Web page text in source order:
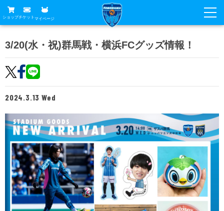
ショップチケット マイページ
グッズ
ホームタウン
トップチーム
クラブ
メディア
試合
アカデミー
試合
試合日程
チケット
席種・価格表
チケット購入方法
販売スケジュール
ニッパツシート
チーム
選手・スタッフ
スケジュール
練習見学について
観戦ガイド
横浜FC観戦ガイド
試合会場アクセス
観戦ルール・マナー
クラブ
クラブ概要
フリ丸のページ
ファン
3/20(水・祝)群馬戦・横浜FCグッズ情報！
2024.3.13 Wed